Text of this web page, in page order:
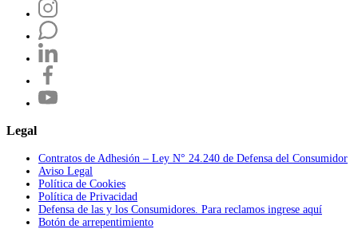
Legal
Contratos de Adhesión – Ley N° 24.240 de Defensa del Consumidor
Aviso Legal
Política de Cookies
Política de Privacidad
Defensa de las y los Consumidores. Para reclamos ingrese aquí
Botón de arrepentimiento